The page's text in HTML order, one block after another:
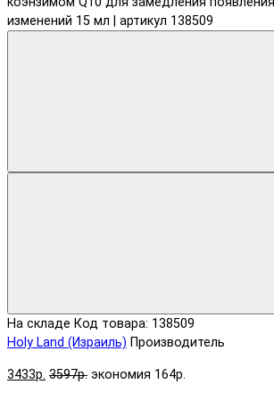
На складе Код товара: 138509
Holy Land (Израиль) Производитель
3433р. 3597р. экономия 164р.